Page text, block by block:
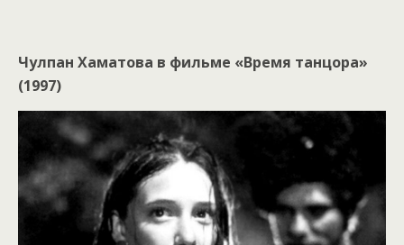
Чулпан Хаматова в фильме «Время танцора»
(1997)